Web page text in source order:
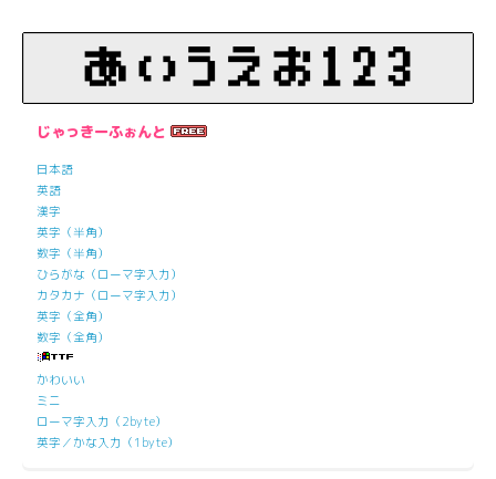
じゃっきーふぉんと
日本語
英語
漢字
英字（半角）
数字（半角）
ひらがな（ローマ字入力）
カタカナ（ローマ字入力）
英字（全角）
数字（全角）
かわいい
ミニ
ローマ字入力（2byte）
英字／かな入力（1byte）